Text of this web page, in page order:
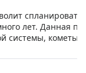
лет. Данная
системы, кометы